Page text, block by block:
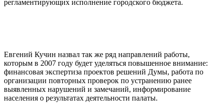
регламентирующих исполнение городского бюджета.
Евгений Кучин назвал так же ряд направлений работы,
которым в 2007 году будет уделяться повышенное внимание:
финансовая экспертиза проектов решений Думы, работа по
организации повторных проверок по устранению ранее
выявленных нарушений и замечаний, информирование
населения о результатах деятельности палаты.